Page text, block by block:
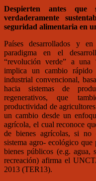
Despierten antes que
verdaderamente
seguridad alimentaria en
Países desarrollados y
paradigma en el
“revolución verde” a una
implica un cambio
industrial convencional,
hacia sistemas de
regenerativos, que
productividad de
un cambio desde un
agrícola, el cual reconoce
de bienes agrícolas, si no
sistema agro- ecológico
bienes públicos (e.g. agua,
recreación) afirma el
2013 (TER13).